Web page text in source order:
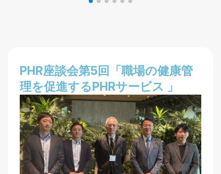
​PHR座談会第5回「職場の健康管
理を促進するPHRサービス​ 」​